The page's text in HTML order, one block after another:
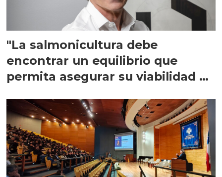
"La salmonicultura debe
encontrar un equilibrio que
permita asegurar su viabilidad de